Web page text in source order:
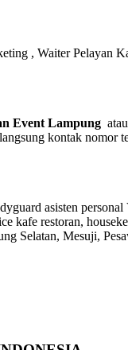
, Waiter Pelayan
Event Lampung
kontak nomor
asisten
kafe restoran,
Selatan, Mesuji,